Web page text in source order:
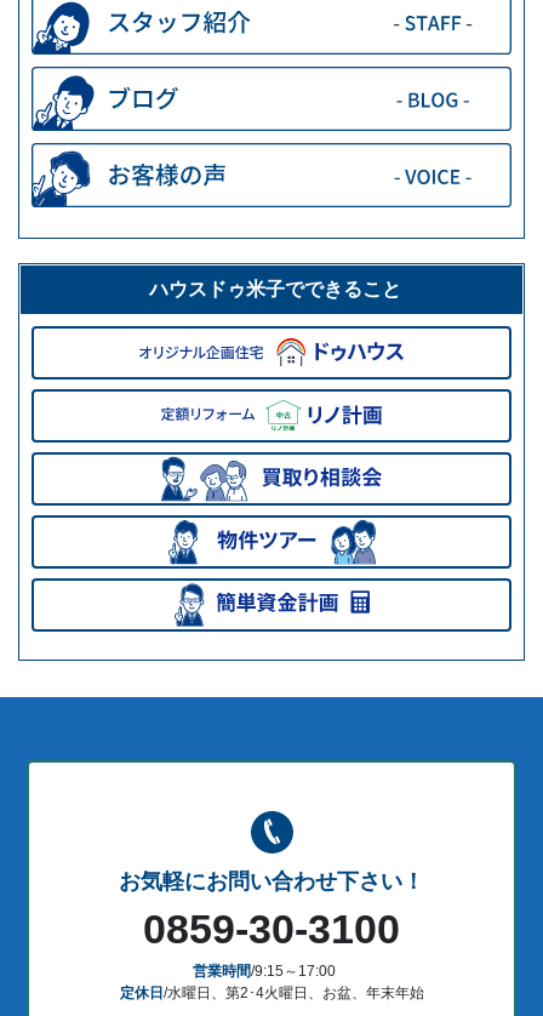
ハウスドゥ米子でできること
お気軽にお問い合わせ下さい！
0859-30-3100
営業時間/9:15～17:00
定休日 /水曜日、第2･4火曜日、お盆、年末年始